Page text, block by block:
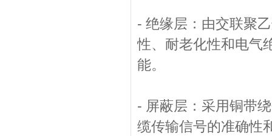
- 绝缘层：由交联聚
性、耐老化性和电气
能。
- 屏蔽层：采用铜带
缆传输信号的准确性